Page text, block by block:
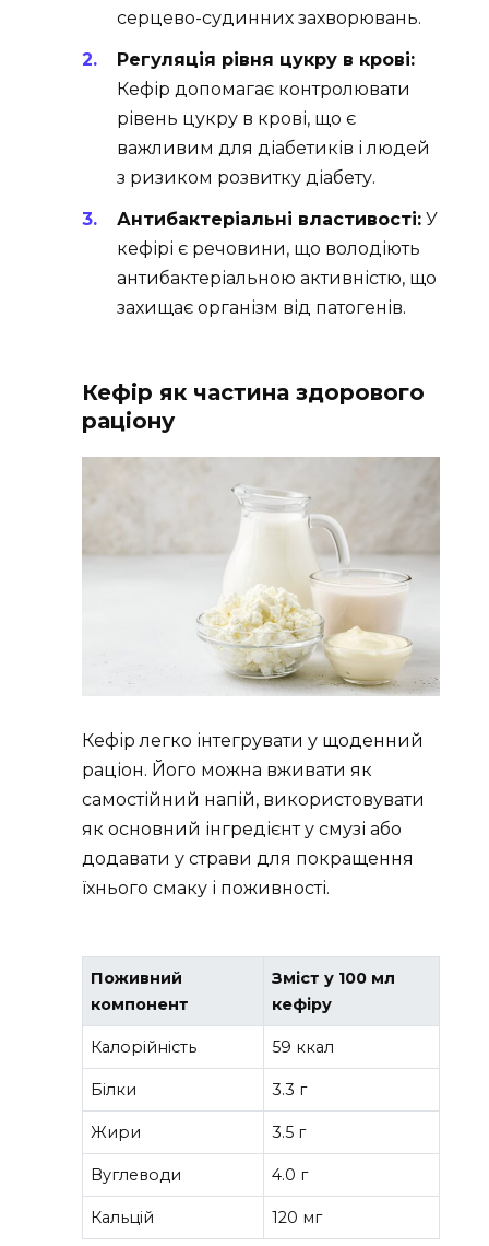
серцево-судинних захворювань.
Регуляція рівня цукру в крові:
Кефір допомагає контролювати
рівень цукру в крові, що є
важливим для діабетиків і людей
з ризиком розвитку діабету.
Антибактеріальні властивості: У
кефірі є речовини, що володіють
антибактеріальною активністю, що
захищає організм від патогенів.
Кефір як частина здорового
раціону
Кефір легко інтегрувати у щоденний
раціон. Його можна вживати як
самостійний напій, використовувати
як основний інгредієнт у смузі або
додавати у страви для покращення
їхнього смаку і поживності.
Поживний
компонент
Зміст у 100 мл
кефіру
Калорійність 59 ккал
Білки 3.3 г
Жири 3.5 г
Вуглеводи 4.0 г
Кальцій 120 мг